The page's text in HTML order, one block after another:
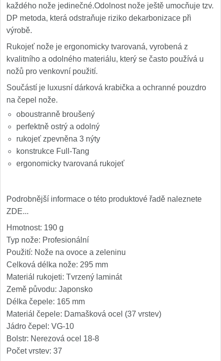
každého nože jedinečné.Odolnost nože ještě umocňuje tzv.
DP metoda, která odstraňuje riziko dekarbonizace při
výrobě.
Rukojeť nože je ergonomicky tvarovaná, vyrobená z
kvalitního a odolného materiálu, který se často používá u
nožů pro venkovní použití.
Součástí je luxusní dárková krabička a ochranné pouzdro
na čepel nože.
oboustranně broušený
perfektně ostrý a odolný
rukojeť zpevněna 3 nýty
konstrukce Full-Tang
ergonomicky tvarovaná rukojeť
Podrobnější informace o této produktové řadě naleznete
ZDE...
Hmotnost: 190 g
Typ nože: Profesionální
Použití: Nože na ovoce a zeleninu
Celková délka nože: 295 mm
Materiál rukojeti: Tvrzený laminát
Země původu: Japonsko
Délka čepele: 165 mm
Materiál čepele: Damašková ocel (37 vrstev)
Jádro čepel: VG-10
Bolstr: Nerezová ocel 18-8
Počet vrstev: 37